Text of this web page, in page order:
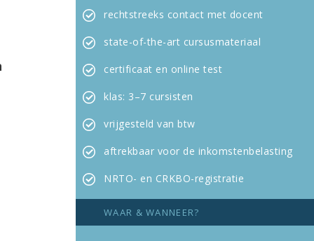
rechtstreeks contact met docent
state-of-the-art cursus­materiaal
certificaat en online test
klas: 3–7 cursisten
vrijgesteld van btw
aftrekbaar voor de inkomsten­belasting
NRTO- en CRKBO-registratie
WAAR & WANNEER?